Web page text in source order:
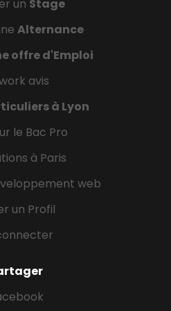
un Stage
Alternance
offre d'Emploi
avis
à Lyon
le Bac Pro
à Paris
web
un Profil